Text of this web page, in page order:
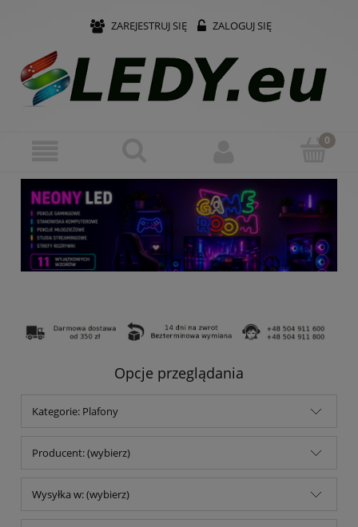
ZAREJESTRUJ SIĘ ZALOGUJ SIĘ
Opcje przeglądania
Kategorie: Plafony
Producent: (wybierz)
Wysyłka w: (wybierz)